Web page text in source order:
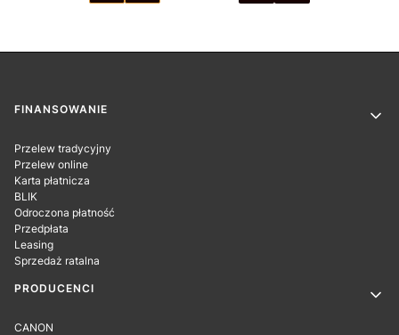
Linki w stopce
FINANSOWANIE
Przelew tradycyjny
Przelew online
Karta płatnicza
BLIK
Odroczona płatność
Przedpłata
Leasing
Sprzedaż ratalna
PRODUCENCI
CANON